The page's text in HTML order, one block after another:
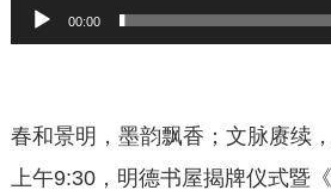
00:00
春和景明，墨韵飘香；文脉赓续
上午9:30，明德书屋揭牌仪式暨